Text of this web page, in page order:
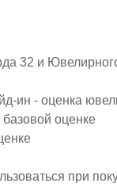
32 и
ин - оценка
базовой оценке
при